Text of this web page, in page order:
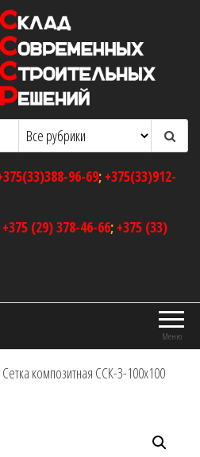
Строительных
Оптовый магазин строительных
материалов
96-69; +375(33)912-
+375 (29) 378-46-66; +375 (33)
Меню
Сетка композитная ССК-3-100х100